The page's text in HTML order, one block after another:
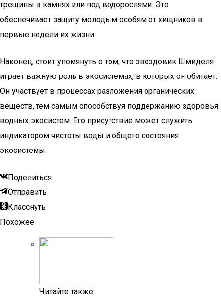
трещины в камнях или под водорослями. Это
обеспечивает защиту молодым особям от хищников в
первые недели их жизни.
Наконец, стоит упомянуть о том, что звездовик Шмиделя
играет важную роль в экосистемах, в которых он обитает.
Он участвует в процессах разложения органических
веществ, тем самым способствуя поддержанию здоровья
водных экосистем. Его присутствие может служить
индикатором чистоты воды и общего состояния
экосистемы.
Поделиться
Отправить
Класснуть
Похожее
Читайте также: